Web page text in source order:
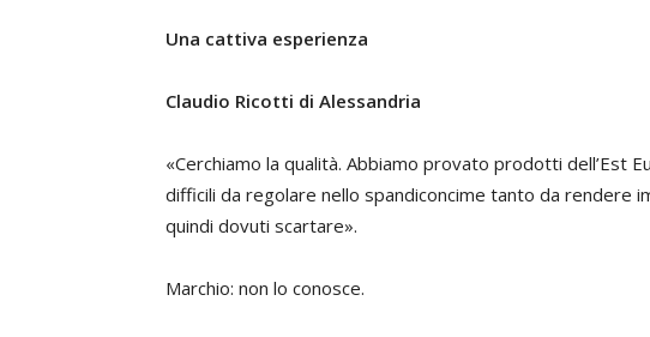
Una cattiva esperienza
Claudio Ricotti di Alessandria
«Cerchiamo la qualità. Abbiamo provato prodotti dell’Est
difficili da regolare nello spandiconcime tanto da rendere
quindi dovuti scartare».
Marchio: non lo conosce.